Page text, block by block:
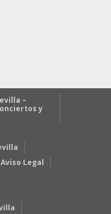
–
y
Aviso Legal